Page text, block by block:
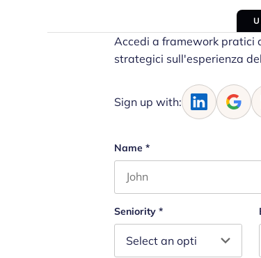
Accedi a framework pratici
strategici sull'esperienza
Sign up with:
Name *
Seniority *